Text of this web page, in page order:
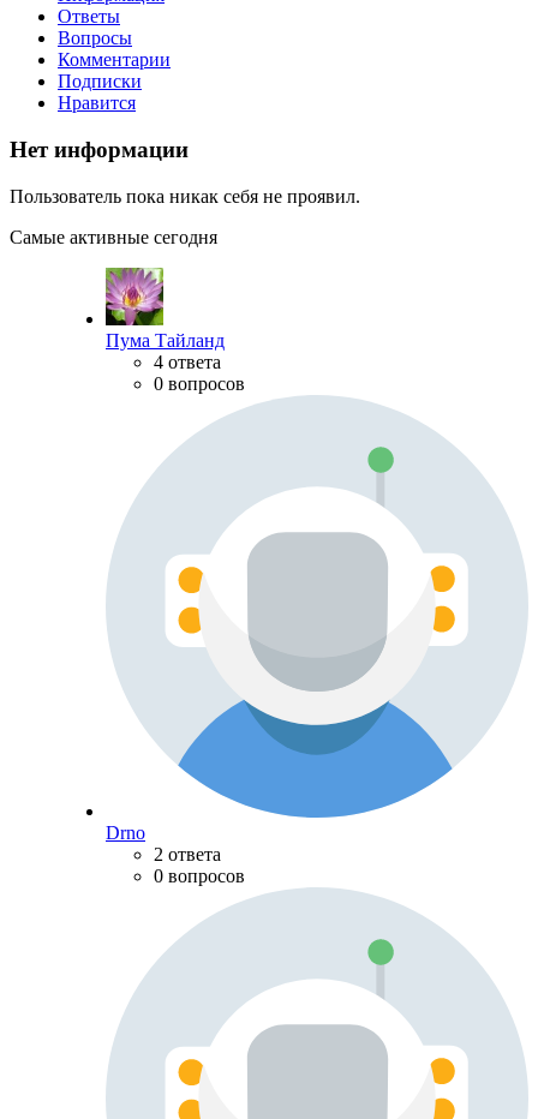
Ответы
Вопросы
Комментарии
Подписки
Нравится
Нет информации
Пользователь пока никак себя не проявил.
Самые активные сегодня
Пума Тайланд
4 ответа
0 вопросов
Drno
2 ответа
0 вопросов